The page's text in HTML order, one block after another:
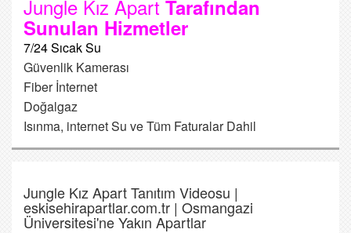
Jungle Kız Apart Tarafından
Sunulan Hizmetler
7/24 Sıcak Su
Güvenlik Kamerası
Fiber İnternet
Doğalgaz
Isınma, internet Su ve Tüm Faturalar Dahil
Jungle Kız Apart Tanıtım Videosu |
eskisehirapartlar.com.tr | Osmangazi
Üniversitesi'ne Yakın Apartlar